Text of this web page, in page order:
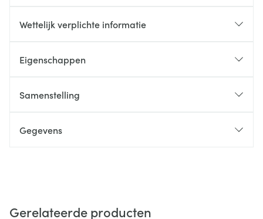
Wettelijk verplichte informatie
Eigenschappen
Samenstelling
Gegevens
Gerelateerde producten